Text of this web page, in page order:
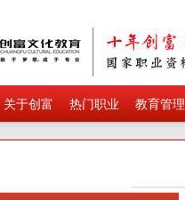
关于创富 热门职业 教育管理